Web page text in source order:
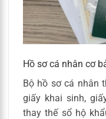
Hồ sơ cá nhân cơ
Bộ hồ sơ cá nhân
giấy khai sinh,
thay thế sổ hộ